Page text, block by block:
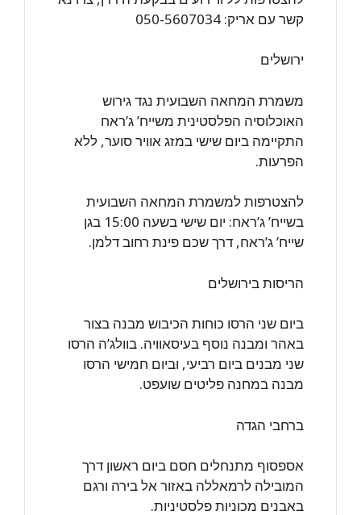
קשר עם אריק: 050-5607034
ירושלים
משמרת המחאה השבועית נגד גירוש
האוכלוסיה הפלסטינית משייח’ ג’ראח
התקיימה ביום שישי במזג אוויר סוער, ללא
הפרעות.
להצטרפות למשמרת המחאה השבועית
בשייח’ ג’ראח: יום שישי בשעה 15:00 בגן
שייח’ ג’ראח, דרך שכם פינת רחוב דלמן.
הריסות בירושלים
ביום שני הרסו כוחות הכיבוש מבנה בצור
באהר ומבנה נוסף בעיסאוויה. בוולג’ה הרסו
שני מבנים ביום רביעי, וביום חמישי הרסו
מבנה במחנה פליטים שועפט.
ברחבי הגדה
אספסוף מתנחלים חסם ביום ראשון דרך
המובילה לרמאללה באזור אל בירה ורגם
באבנים מכוניות פלסטיניות.